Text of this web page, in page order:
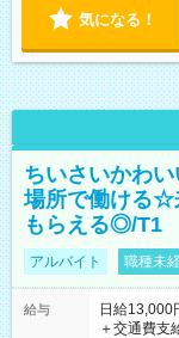
気になる！
ちいさいかわ
場所で働ける☆
もらえる◎/T1
アルバイト 職種未
給与
日給13,000
＋交通費支給 ★交通費全額支給！ ┗案件により規定あり